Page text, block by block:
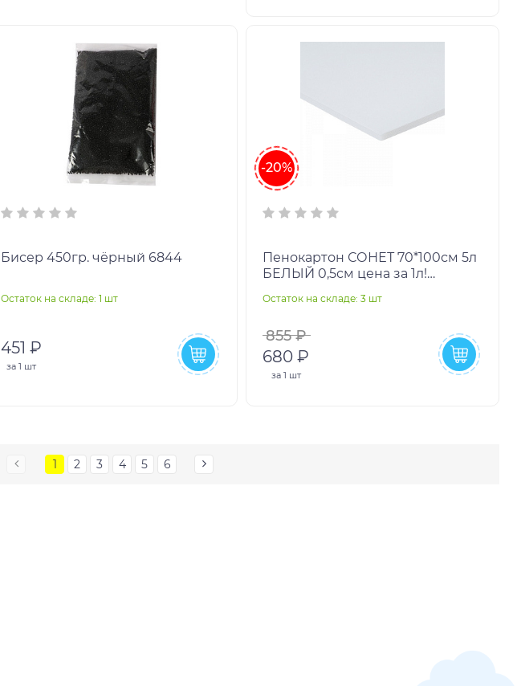
Бисер 450гр. чёрный 6844
Остаток на складе: 1 шт
451 ₽
за1 шт
-20%
Пенокартон СОНЕТ 70*100см 5л
БЕЛЫЙ 0,5см цена за 1л!
Остаток на складе: 3 шт
855 ₽
680 ₽
за 1 шт
1 2 3 4 5 6